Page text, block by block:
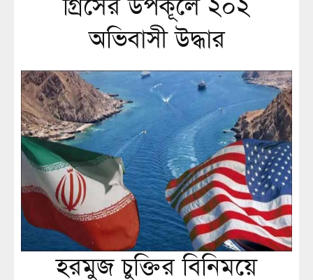
গ্রিসের উপকূলে ২০২
অভিবাসী উদ্ধার
হরমুজ চুক্তির বিনিময়ে